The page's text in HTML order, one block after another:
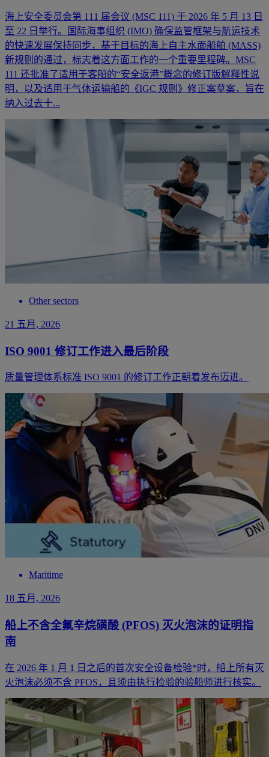
海上安全委员会第 111 届会议 (MSC 111) 于 2026 年 5 月 13 日
至 22 日举行。国际海事组织 (IMO) 确保监管框架与航运技术
的快速发展保持同步，基于目标的海上自主水面船舶 (MASS)
新规则的通过，标志着这方面工作的一个重要里程碑。MSC
111 还批准了适用于客船的“安全返港”概念的修订版解释性说
明，以及适用于气体运输船的《IGC 规则》修正案草案，旨在
纳入过去十...
Other sectors
21 五月, 2026
ISO 9001 修订工作进入最后阶段
质量管理体系标准 ISO 9001 的修订工作正朝着发布迈进。
Maritime
18 五月, 2026
船上不含全氟辛烷磺酸 (PFOS) 灭火泡沫的证明指
南
在 2026 年 1 月 1 日之后的首次安全设备检验*时，船上所有灭
火泡沫必须不含 PFOS，且须由执行检验的验船师进行核实。